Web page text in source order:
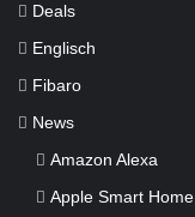
Deals
Englisch
Fibaro
News
Amazon Alexa
Apple Smart Home